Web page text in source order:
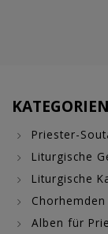
KATEGORIEN
Priester-
Liturgische
Liturgische
Alben für